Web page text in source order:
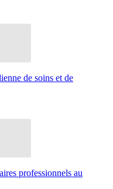
de soins et de
professionnels au